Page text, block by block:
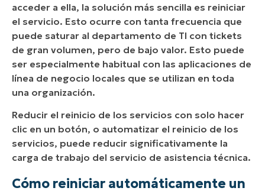
acceder a ella, la solución más sencilla es reiniciar
el servicio. Esto ocurre con tanta frecuencia que
puede saturar al departamento de TI con tickets
de gran volumen, pero de bajo valor. Esto puede
ser especialmente habitual con las aplicaciones de
línea de negocio locales que se utilizan en toda
una organización.
Reducir el reinicio de los servicios con solo hacer
clic en un botón, o automatizar el reinicio de los
servicios, puede reducir significativamente la
carga de trabajo del servicio de asistencia técnica.
Cómo reiniciar automáticamente un